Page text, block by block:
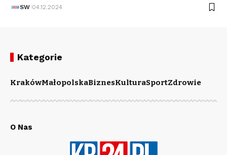
SW 04.12.2024
Kategorie
KrakówMałopolskaBiznesKulturaSportZdrowie
O Nas